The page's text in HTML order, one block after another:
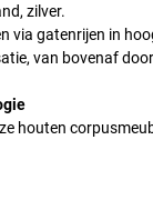
zilver.
via gatenrijen in
van bovenaf
houten